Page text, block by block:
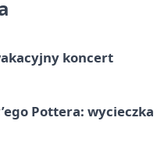
koncert
Pottera: